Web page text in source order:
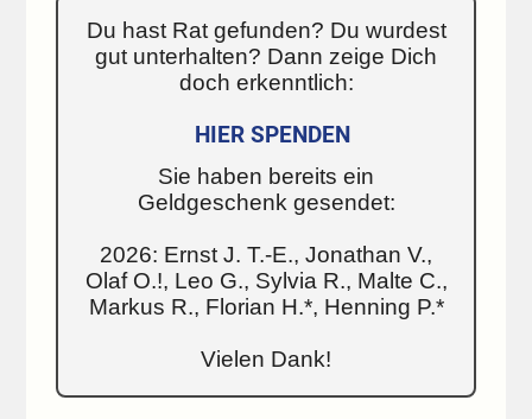
Du hast Rat gefunden? Du wurdest
gut unterhalten? Dann zeige Dich
doch erkenntlich:
HIER SPENDEN
Sie haben bereits ein
Geldgeschenk gesendet:
2026: Ernst J. T.-E., Jonathan V.,
Olaf O.!, Leo G., Sylvia R., Malte C.,
Markus R., Florian H.*, Henning P.*
Vielen Dank!